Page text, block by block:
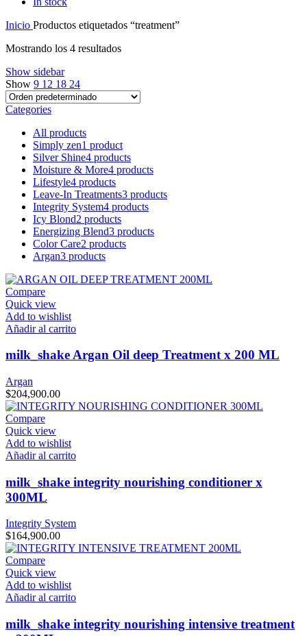
Inicio Productos etiquetados “treatment”
Mostrando los 4 resultados
Show sidebar
Show 9 12 18 24
Categories
All products
Simply zen1 product
Silver Shine4 products
Moisture & More4 products
Lifestyle4 products
Leave-In Treatments3 products
Integrity System4 products
Icy Blond2 products
Energizing Blend3 products
Color Care2 products
Argan3 products
Compare
Quick view
Add to wishlist
Añadir al carrito
milk_shake Argan Oil deep Treatment x 200 ML
Argan
$204,900.00
Compare
Quick view
Add to wishlist
Añadir al carrito
milk_shake integrity nourishing conditioner x
300ML
Integrity System
$164,900.00
Compare
Quick view
Add to wishlist
Añadir al carrito
milk_shake integrity nourishing intensive treatment